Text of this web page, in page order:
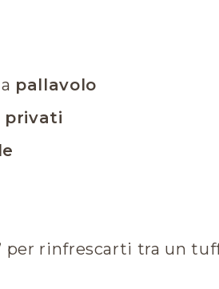
pallavolo
privati
per rinfrescarti tra un